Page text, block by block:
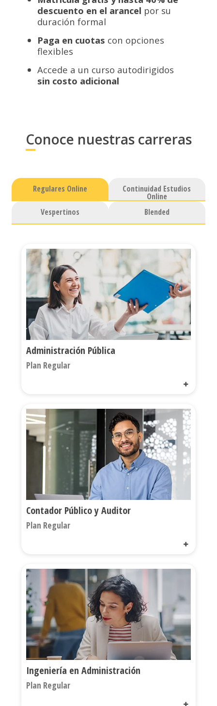
descuento en el arancel por su
duración formal​​
Paga en cuotas con opciones
flexibles​
Accede a un curso autodirigidos
sin costo adicional
Conoce nuestras carreras
Regulares Online Continuidad Estudios
Online
Vespertinos
Blended
Administración Pública
Plan Regular
Contador Público y Auditor
Plan Regular
Ingeniería en Administración
Plan Regular